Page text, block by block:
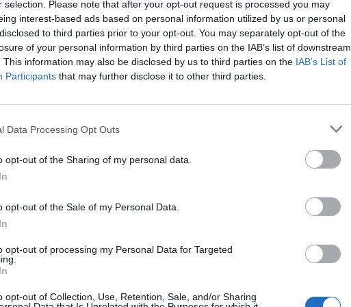
selection. Please note that after your opt-out request is processed you may
interest-based ads based on personal information utilized by us or personal
to third parties prior to your opt-out. You may separately opt-out of the
of your personal information by third parties on the IAB’s list of downstream
This information may also be disclosed by us to third parties on the IAB’s List of
Participants that may further disclose it to other third parties.
Data Processing Opt Outs
opt-out of the Sharing of my personal data.
opt-out of the Sale of my Personal Data.
opt-out of processing my Personal Data for Targeted
opt-out of Collection, Use, Retention, Sale, and/or Sharing
la loro adattabilità alle ultime tendenze tecnologiche.
codice JavaScript malevolo, un loader Nim che decomprime un file
evita di mascherare il codice, utilizza il sistema di offuscamento delle
per una maggiore segretezza. L’obiettivo del Trojan corrisponde al
accedere a un’applicazione bancaria o a un sito web specifico.
con il suo server di comando e controllo utilizzando canali SSL con
di eseguire azioni specifiche, come il keylogging e gli screenshot,
chiedere specifiche password di carte bancarie e a creare una pagina
infezioni di Coyote proviene dal Brasile, con un forte impatto sulla
quasi raddoppiato, arrivando a superare i 18 milioni nel 2023. Questo
Per far fronte al crescente numero di minacce informatiche, è